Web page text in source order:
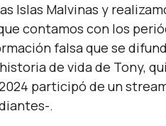
Islas Malvinas y
contamos con los
falsa que se
de vida de Tony,
participó de un
.